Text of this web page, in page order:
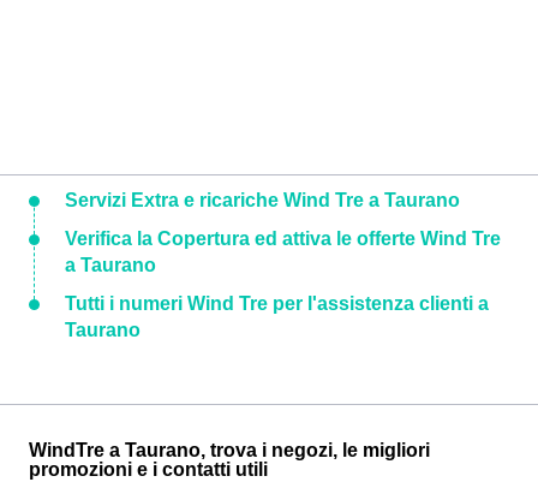
Servizi Extra e ricariche Wind Tre a Taurano
Verifica la Copertura ed attiva le offerte Wind Tre
a Taurano
Tutti i numeri Wind Tre per l'assistenza clienti a
Taurano
WindTre a Taurano, trova i negozi, le migliori
promozioni e i contatti utili